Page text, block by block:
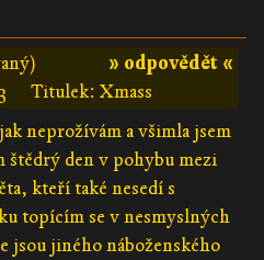
» odpovědět «
Titulek: Xmass
neprožívám a všimla jsem
den v pohybu mezi
kteří také nesedí s
topícím se v nesmyslných
jsou jiného náboženského